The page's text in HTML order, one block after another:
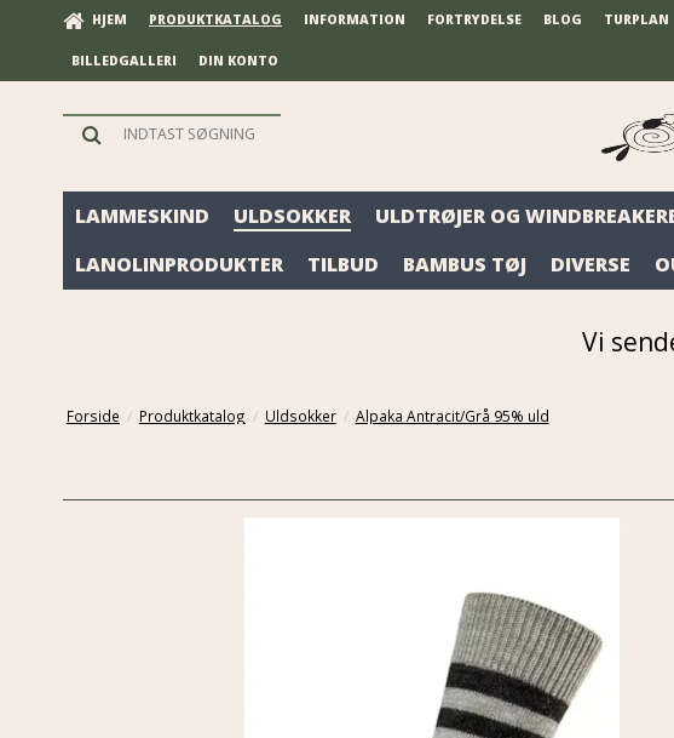
HJEM PRODUKTKATALOG INFORMATION FORTRYDELSE BLOG TURPLAN
BILLEDGALLERI DIN KONTO
LAMMESKIND ULDSOKKER ULDTRØJER OG
LANOLINPRODUKTER
TILBUD BAMBUS TØJ DIVERSE
Vi
Forside / Produktkatalog / Uldsokker / Alpaka Antracit/Grå 95% uld